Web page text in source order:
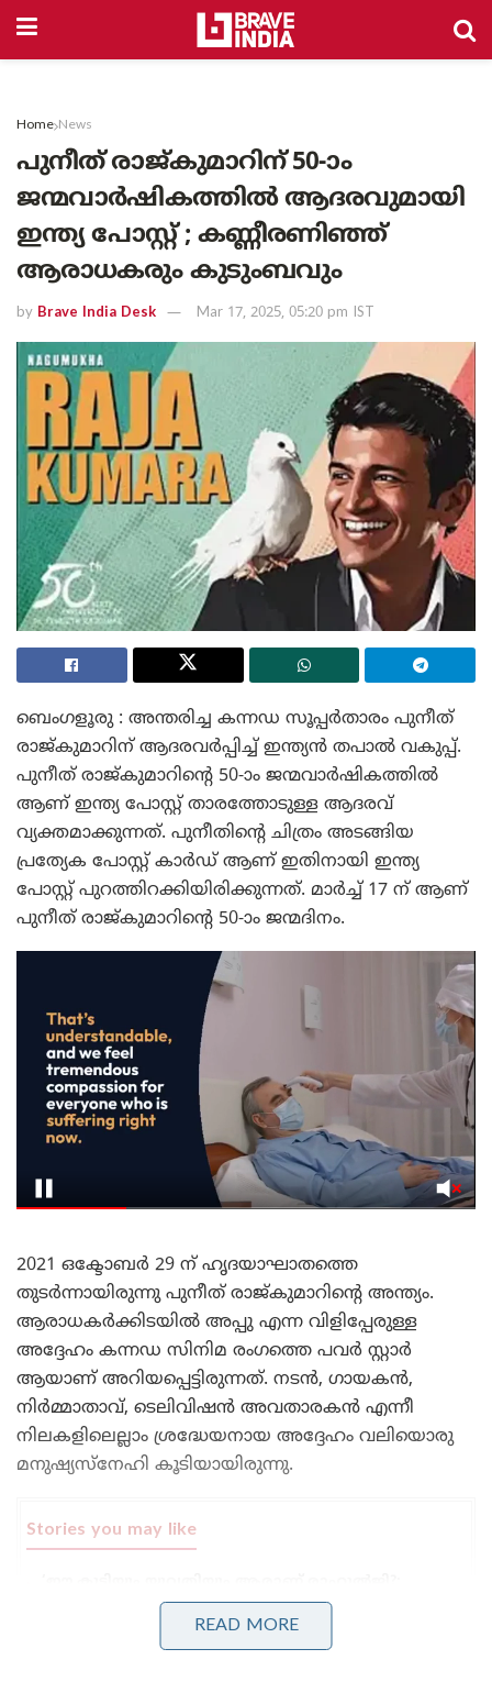
Home News
പുനീത് രാജ്കുമാറിന് 50-ാം
ജന്മവാർഷികത്തിൽ ആദരവുമായി
ഇന്ത്യ പോസ്റ്റ് ; കണ്ണീരണിഞ്ഞ്
ആരാധകരും കുടുംബവും
by Brave India Desk Mar 17, 2025, 05:20 pm IST
ബെംഗളൂരു : അന്തരിച്ച കന്നഡ സൂപ്പർതാരം പുനീത്
രാജ്കുമാറിന് ആദരവർപ്പിച്ച് ഇന്ത്യൻ തപാൽ വകുപ്പ്.
പുനീത് രാജ്കുമാറിന്റെ 50-ാം ജന്മവാർഷികത്തിൽ
ആണ് ഇന്ത്യ പോസ്റ്റ് താരത്തോടുള്ള ആദരവ്
വ്യക്തമാക്കുന്നത്. പുനീതിന്റെ ചിത്രം അടങ്ങിയ
പ്രത്യേക പോസ്റ്റ് കാർഡ് ആണ് ഇതിനായി ഇന്ത്യ
പോസ്റ്റ് പുറത്തിറക്കിയിരിക്കുന്നത്. മാർച്ച് 17 ന് ആണ്
പുനീത് രാജ്കുമാറിന്റെ 50-ാം ജന്മദിനം.
2021 ഒക്ടോബർ 29 ന് ഹൃദയാഘാതത്തെ
തുടർന്നായിരുന്നു പുനീത് രാജ്കുമാറിന്റെ അന്ത്യം.
ആരാധകർക്കിടയിൽ അപ്പു എന്ന വിളിപ്പേരുള്ള
അദ്ദേഹം കന്നഡ സിനിമ രംഗത്തെ പവർ സ്റ്റാർ
ആയാണ് അറിയപ്പെട്ടിരുന്നത്. നടൻ, ഗായകൻ,
നിർമ്മാതാവ്, ടെലിവിഷൻ അവതാരകൻ എന്നീ
നിലകളിലെല്ലാം ശ്രദ്ധേയനായ അദ്ദേഹം വലിയൊരു
മനുഷ്യസ്നേഹി കൂടിയായിരുന്നു.
Stories you may like
എനിക്കറിയാൻ കടുത്ത ആകാംക്ഷയുണ്ട്!ബോട്ട്
യാത്രയുടെ ചിത്രം പങ്കുവെച്ച് ചോദ്യങ്ങളുമായി
READ MORE